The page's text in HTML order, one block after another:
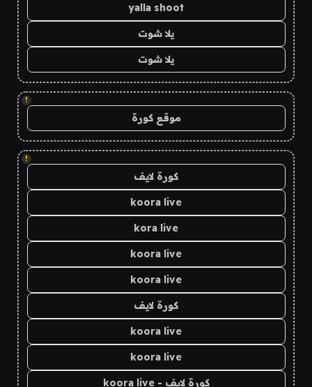
yalla shoot
يلا شوت
يلا شوت
!
موقع كورة
!
كورة لايف
koora live
kora live
koora live
koora live
كورة لايف
koora live
koora live
كورة لايف - koora live